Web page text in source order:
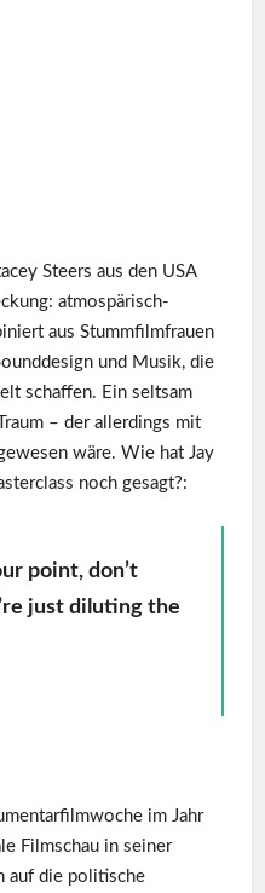
Steers aus den USA
atmospärisch-
aus Stummfilmfrauen
und Musik, die
schaffen. Ein seltsam
– der allerdings mit
wäre. Wie hat Jay
noch gesagt?:
point, don’t
just diluting the
im Jahr
Filmschau in seiner
auf die politische